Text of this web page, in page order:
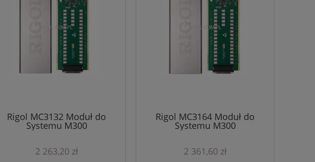
Rigol MC3132 Moduł do
Systemu M300
2 263,20 zł
Rigol MC3164 Moduł do
Systemu M300
2 361,60 zł